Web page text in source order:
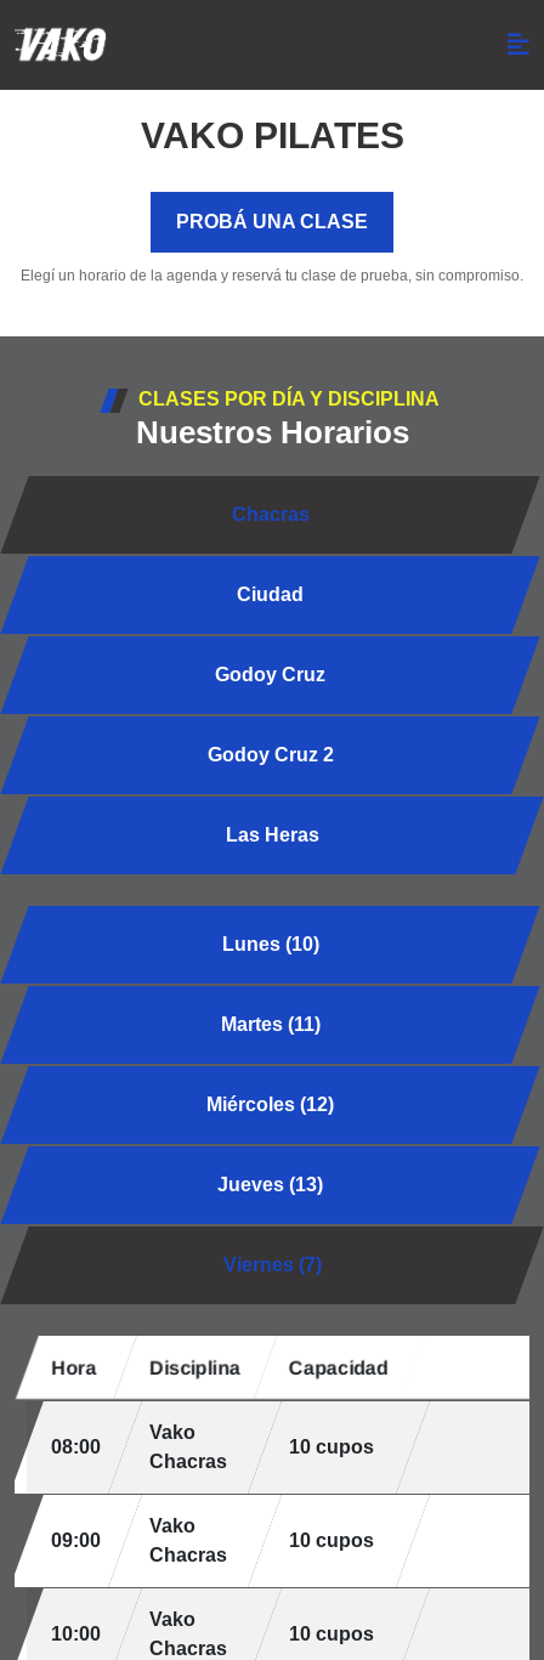
VAKO PILATES
PROBÁ UNA CLASE
Elegí un horario de la agenda y reservá tu clase de prueba, sin compromiso.
CLASES POR DÍA Y DISCIPLINA
Nuestros Horarios
Chacras
Ciudad
Godoy Cruz
Godoy Cruz 2
Las Heras
Lunes (10)
Martes (11)
Miércoles (12)
Jueves (13)
Viernes (7)
Hora Disciplina Capacidad
08:00
Vako
Chacras
10 cupos
09:00
Vako
Chacras
10 cupos
10:00
Vako
Chacras
10 cupos